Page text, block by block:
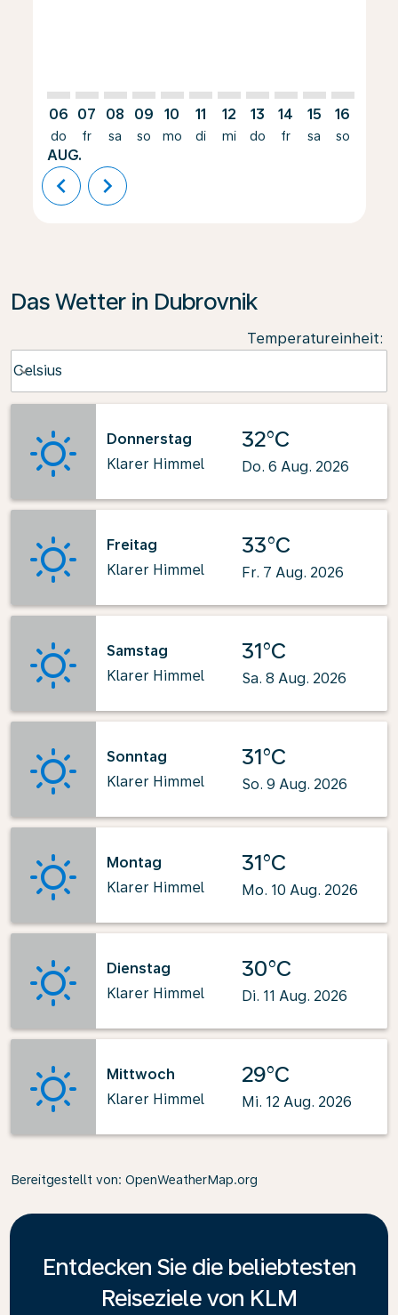
06
do
AUG.
07
fr
08
sa
09
so
10
mo
11
di
12
mi
13
do
14
fr
15
sa
16
so
chevron_left chevron_right
Das Wetter in Dubrovnik
Temperatureinheit:
Celsius
keyboard_arrow_down
Donnerstag
Klarer Himmel
32°C
Do. 6 Aug. 2026
Freitag
Klarer Himmel
33°C
Fr. 7 Aug. 2026
Samstag
Klarer Himmel
31°C
Sa. 8 Aug. 2026
Sonntag
Klarer Himmel
31°C
So. 9 Aug. 2026
Montag
Klarer Himmel
31°C
Mo. 10 Aug. 2026
Dienstag
Klarer Himmel
30°C
Di. 11 Aug. 2026
Mittwoch
Klarer Himmel
29°C
Mi. 12 Aug. 2026
Bereitgestellt von: OpenWeatherMap.org
Entdecken Sie die beliebtesten
Reiseziele von KLM